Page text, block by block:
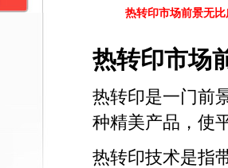
热转印市场前景无比
热转印市场
热转印是一门前
种精美产品，使
热转印技术是指